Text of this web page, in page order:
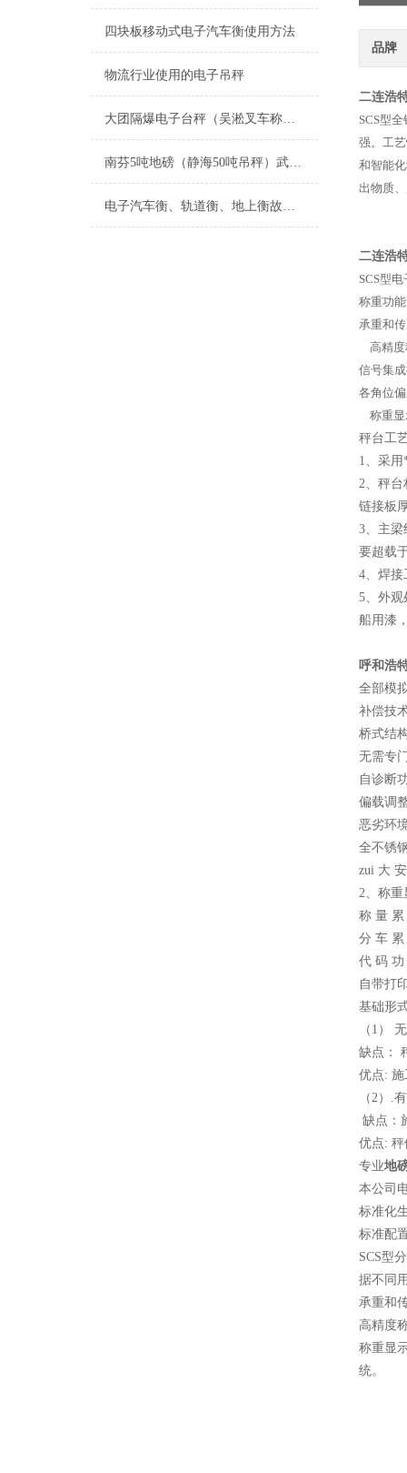
四块板移动式电子汽车衡使用方法
物流行业使用的电子吊秤
大团隔爆电子台秤（吴淞叉车称（书院防爆钢瓶秤维修
南芬5吨地磅（静海50吨吊秤）武清60吨汽车衡）银州电子轨道衡维修
电子汽车衡、轨道衡、地上衡故障及排除
品牌
二连浩
SCS型全
强。工
和智能
出物质
二连浩
SCS型电
称重功
承重和
高精度
信号集
各角位
称重显
秤台工
1、采
2、秤台
链接板
3、主梁
要超载
4、焊接
5、外观
船用漆
呼和浩
全部模
补偿
桥式
无需专
自诊
偏载调
恶劣环
全不锈
zui 大
2、称重
称 量
分 车
代 码
自带打
基础形
（1）
缺点：
优点:
（2）.
缺点：
优点:
专业地
本公司
标准化
标准配
SCS型
据不同
承重和
高精度
称重显
统。